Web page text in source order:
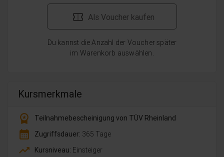
Als Voucher kaufen
Du kannst die Anzahl der Voucher später
im Warenkorb auswählen.
Kursmerkmale
workspace_premium
Teilnahmebescheinigung von TÜV Rheinland
calendar_month Zugriffsdauer: 365 Tage
trending_up Kursniveau: Einsteiger